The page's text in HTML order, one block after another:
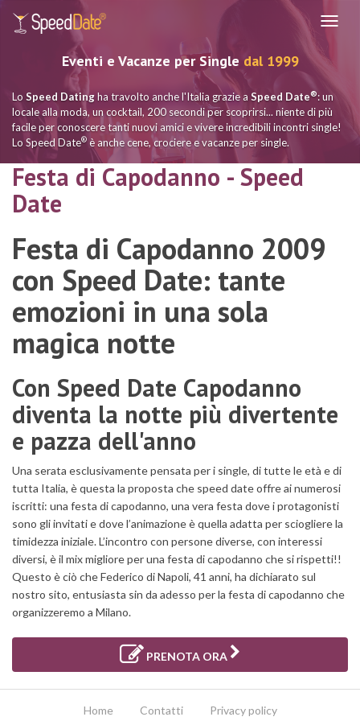
Eventi e Vacanze per Single dal 1999
Lo Speed Datingha travolto anche l'Italia grazie a Speed Date®: un
locale alla moda, un cocktail, 200 secondi per scoprirsi... niente di più
facile per conoscere tanti nuovi amici e vivere incredibili incontri single!
Lo Speed Date® è anche cene, crociere e vacanze per single.
Festa di Capodanno - Speed
Date
Festa di Capodanno 2009
con Speed Date: tante
emozioni in una sola
magica notte
Con Speed Date Capodanno
diventa la notte più divertente
e pazza dell'anno
Una serata esclusivamente pensata per i single, di tutte le età e di
tutta Italia, è questa la proposta che speed date offre ai numerosi
iscritti: una festa di capodanno, una vera festa dove i protagonisti
sono gli invitati e dove l’animazione è quella adatta per sciogliere la
timidezza iniziale. L’incontro con persone diverse, con interessi
diversi, è il mix migliore per una festa di capodanno che si rispetti!!
Questo è ciò che Federico di Napoli, 41 anni, ha dichiarato sul
nostro sito, entusiasta sin da adesso per la festa di capodanno che
organizzeremo a Milano.
PRENOTA ORA
Home Contatti Privacy policy